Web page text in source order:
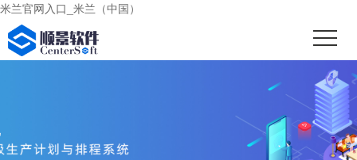
米兰官网入口_米兰（中国）